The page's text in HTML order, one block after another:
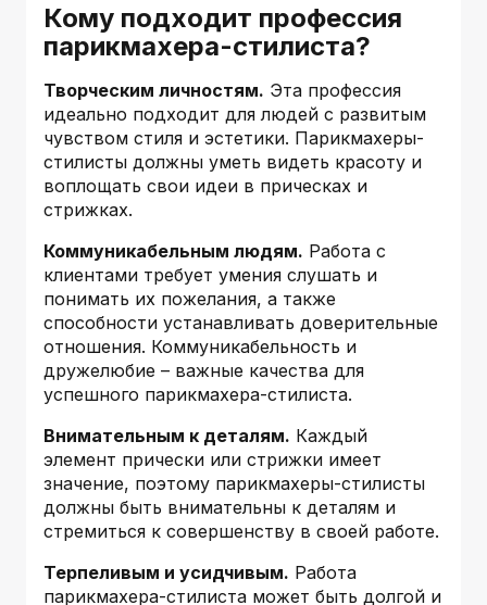
Кому подходит профессия
парикмахера-стилиста?
Творческим личностям. Эта профессия
идеально подходит для людей с развитым
чувством стиля и эстетики. Парикмахеры-
стилисты должны уметь видеть красоту и
воплощать свои идеи в прическах и
стрижках.
Коммуникабельным людям. Работа с
клиентами требует умения слушать и
понимать их пожелания, а также
способности устанавливать доверительные
отношения. Коммуникабельность и
дружелюбие – важные качества для
успешного парикмахера-стилиста.
Внимательным к деталям. Каждый
элемент прически или стрижки имеет
значение, поэтому парикмахеры-стилисты
должны быть внимательны к деталям и
стремиться к совершенству в своей работе.
Терпеливым и усидчивым. Работа
парикмахера-стилиста может быть долгой и